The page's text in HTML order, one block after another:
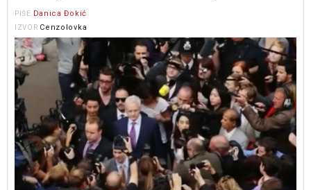
PIŠE Danica Đokić
IZVOR Cenzolovka